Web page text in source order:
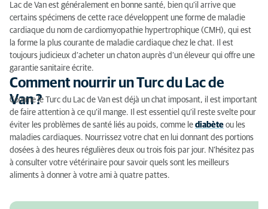
Lac de Van est généralement en bonne santé, bien qu’il arrive que
certains spécimens de cette race développent une forme de maladie
cardiaque du nom de cardiomyopathie hypertrophique (CMH), qui est
la forme la plus courante de maladie cardiaque chez le chat. Il est
toujours judicieux d’acheter un chaton auprès d’un éleveur qui offre une
garantie sanitaire écrite.
Comment nourrir un Turc du Lac de
Van ?
Comme le Turc du Lac de Van est déjà un chat imposant, il est important
de faire attention à ce qu’il mange. Il est essentiel qu’il reste svelte pour
éviter les problèmes de santé liés au poids, comme le diabète ou les
maladies cardiaques. Nourrissez votre chat en lui donnant des portions
dosées à des heures régulières deux ou trois fois par jour. N’hésitez pas
à consulter votre vétérinaire pour savoir quels sont les meilleurs
aliments à donner à votre ami à quatre pattes.